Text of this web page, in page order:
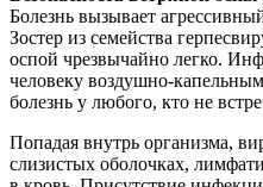
Болезнь вызывает
Зостер из семейства
оспой чрезвычайно легко.
человеку воздушно-
болезнь у любого, кто не
Попадая внутрь организма,
слизистых оболочках,